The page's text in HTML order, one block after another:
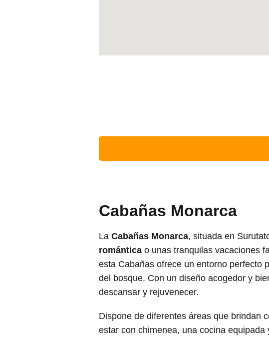
Cabañas Monarca
La Cabañas Monarca, situada en
romántica o unas tranquilas vacaciones
esta Cabañas ofrece un entorno perfecto
del bosque. Con un diseño acogedor y
descansar y rejuvenecer.
Dispone de diferentes áreas que brindan
estar con chimenea, una cocina